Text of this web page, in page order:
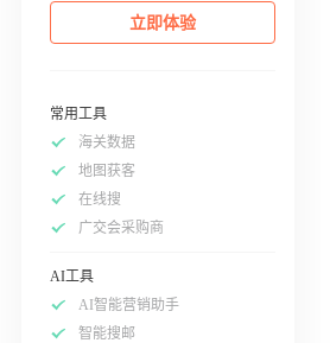
立即体验
常用工具
海关数据
地图获客
在线搜
广交会采购商
AI工具
AI智能营销助手
智能搜邮